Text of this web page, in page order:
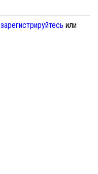
зарегистрируйтесь или